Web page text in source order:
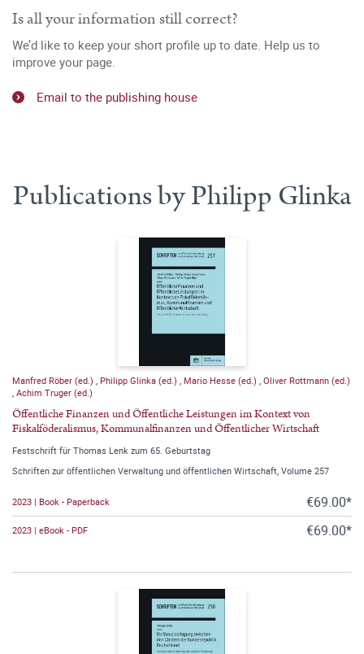
Is all your information still correct?
We’d like to keep your short profile up to date. Help us to
improve your page.
Email to the publishing house
Publications by Philipp Glinka
Manfred Röber (ed.) Philipp Glinka (ed.) Mario Hesse (ed.) Oliver Rottmann (ed.)
Achim Truger (ed.)
Öffentliche Finanzen und Öffentliche Leistungen im Kontext von
Fiskalföderalismus, Kommunalfinanzen und Öffentlicher Wirtschaft
Festschrift für Thomas Lenk zum 65. Geburtstag
Schriften zur öffentlichen Verwaltung und öffentlichen Wirtschaft, Volume 257
2023 | Book - Paperback €69.00*
2023 | eBook - PDF €69.00*